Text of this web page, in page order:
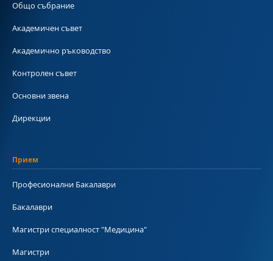
Общо събрание
Академичен съвет
Академично ръководство
Контролен съвет
Основни звена
Дирекции
Прием
Професионални Бакалаври
Бакалаври
Магистри специалност "Медицина"
Магистри